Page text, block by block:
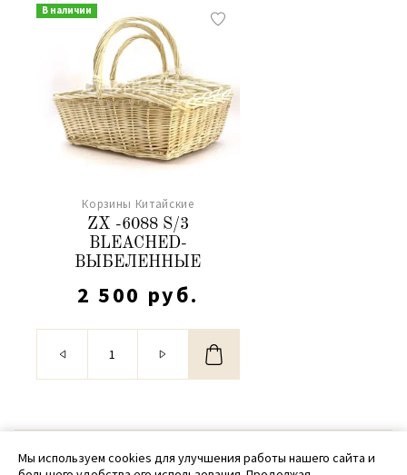
В наличии
Корзины Китайские
ZX -6088 S/3
BLEACHED-
ВЫБЕЛЕННЫЕ
2 500 руб.
© 2020 - 2026 SamPack
Мы используем cookies для улучшения работы нашего сайта и